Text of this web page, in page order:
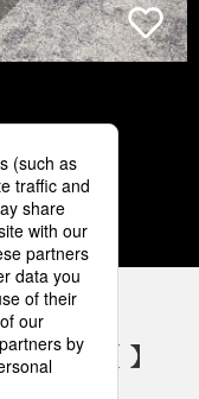
5
アカウント